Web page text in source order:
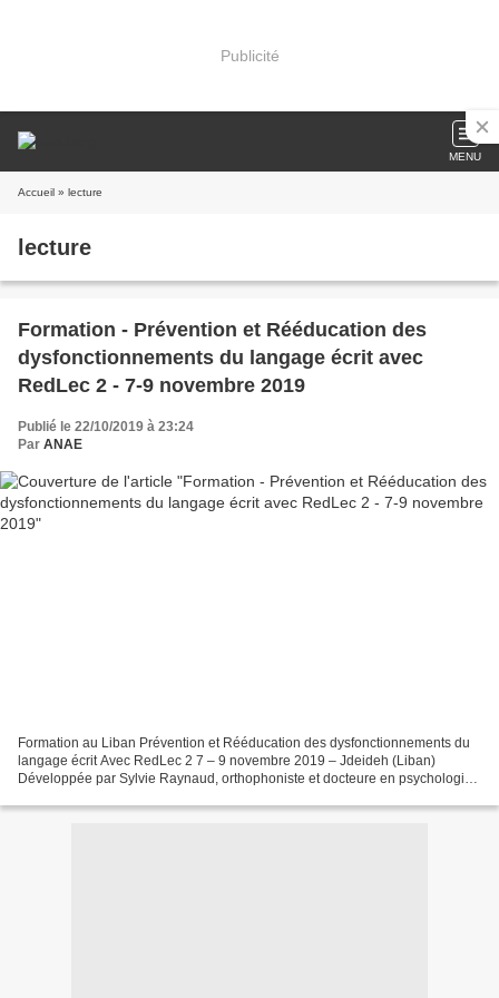
Publicité
MENU
Accueil » lecture
lecture
Formation - Prévention et Rééducation des
dysfonctionnements du langage écrit avec
RedLec 2 - 7-9 novembre 2019
Publié le 22/10/2019 à 23:24
Par ANAE
Formation au Liban Prévention et Rééducation des dysfonctionnements du
langage écrit Avec RedLec 2 7 – 9 novembre 2019 – Jdeideh (Liban)
Développée par Sylvie Raynaud, orthophoniste et docteure en psychologie,